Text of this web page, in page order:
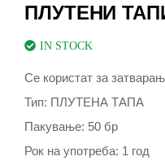
ПЛУТЕНИ
IN STOCK
Се користат за
Тип: ПЛУТЕНА ТАПА
Пакување: 50 бр
Рок на употреба: 1 год